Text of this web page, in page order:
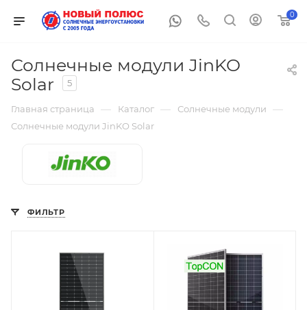
0
Солнечные модули JinKO
Solar
5
Главная страница — Каталог — Солнечные модули —
Солнечные модули JinKO Solar
ФИЛЬТР